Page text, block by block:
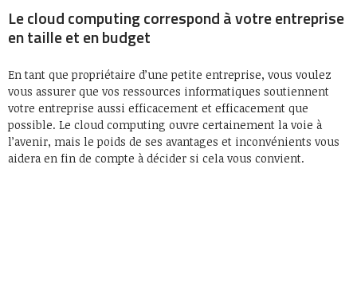
Le cloud computing correspond à votre entreprise
en taille et en budget
En tant que propriétaire d’une petite entreprise, vous voulez
vous assurer que vos ressources informatiques soutiennent
votre entreprise aussi efficacement et efficacement que
possible. Le cloud computing ouvre certainement la voie à
l’avenir, mais le poids de ses avantages et inconvénients vous
aidera en fin de compte à décider si cela vous convient.